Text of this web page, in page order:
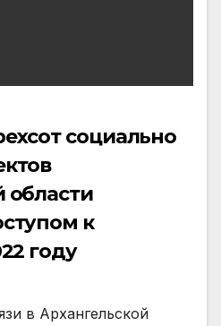
социально
области
к
году
в Архангельской